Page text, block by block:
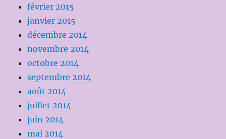
février 2015
janvier 2015
décembre 2014
novembre 2014
octobre 2014
septembre 2014
août 2014
juillet 2014
juin 2014
mai 2014